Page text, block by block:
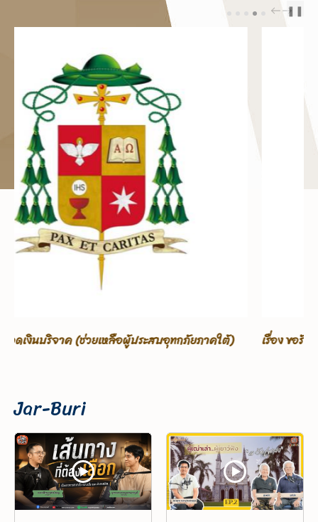
PREV
NEXT
❚❚
เรื่อง ขอรับบริจาคเพื่อช่วยเหลือผู้ประสบอุทกภัยภาคใต้
Jar-Buri